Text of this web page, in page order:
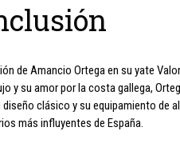
de Amancio Ortega en su yate
y su amor por la costa gallega,
diseño clásico y su equipamiento de
más influyentes de España.